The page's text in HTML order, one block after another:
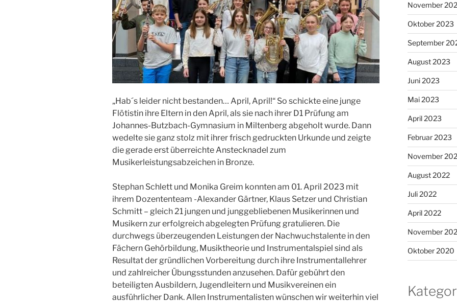
„Hab´s leider nicht bestanden… April, April!“ So schickte eine junge
Flötistin ihre Eltern in den April, als sie nach ihrer D1 Prüfung am
Johannes-Butzbach-Gymnasium in Miltenberg abgeholt wurde. Dann
wedelte sie ganz stolz mit ihrer frisch gedruckten Urkunde und zeigte
die gerade erst überreichte Anstecknadel zum
Musikerleistungsabzeichen in Bronze.
Stephan Schlett und Monika Greim konnten am 01. April 2023 mit
ihrem Dozententeam -Alexander Gärtner, Klaus Setzer und Christian
Schmitt – gleich 21 jungen und junggebliebenen Musikerinnen und
Musikern zur erfolgreich abgelegten Prüfung gratulieren. Die
durchwegs überzeugenden Leistungen der Nachwuchstalente in den
Fächern Gehörbildung, Musiktheorie und Instrumentalspiel sind als
Resultat der gründlichen Vorbereitung durch ihre Instrumentallehrer
und zahlreicher Übungsstunden anzusehen. Dafür gebührt den
beteiligten Ausbildern, Jugendleitern und Musikvereinen ein
ausführlicher Dank. Allen Instrumentalisten wünschen wir weiterhin viel
November
Oktober 2023
September
August 2023
Juni 2023
Mai 2023
April 2023
Februar 2023
November
August 2022
Juli 2022
April 2022
November
Oktober 2020